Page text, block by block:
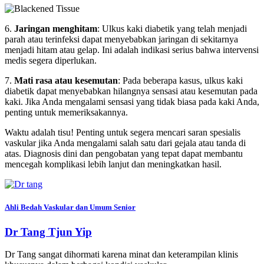
6. Jaringan menghitam: Ulkus kaki diabetik yang telah menjadi
parah atau terinfeksi dapat menyebabkan jaringan di sekitarnya
menjadi hitam atau gelap. Ini adalah indikasi serius bahwa intervensi
medis segera diperlukan.
7. Mati rasa atau kesemutan: Pada beberapa kasus, ulkus kaki
diabetik dapat menyebabkan hilangnya sensasi atau kesemutan pada
kaki. Jika Anda mengalami sensasi yang tidak biasa pada kaki Anda,
penting untuk memeriksakannya.
Waktu adalah tisu! Penting untuk segera mencari saran spesialis
vaskular jika Anda mengalami salah satu dari gejala atau tanda di
atas. Diagnosis dini dan pengobatan yang tepat dapat membantu
mencegah komplikasi lebih lanjut dan meningkatkan hasil.
Ahli Bedah Vaskular dan Umum Senior
Dr Tang Tjun Yip
Dr Tang sangat dihormati karena minat dan keterampilan klinis